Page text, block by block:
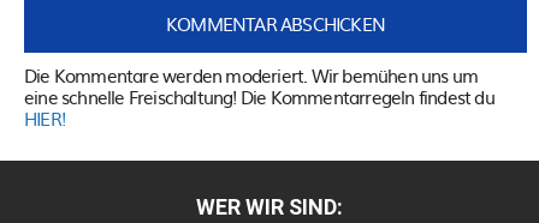
Die Kommentare werden moderiert. Wir bemühen uns um
eine schnelle Freischaltung! Die Kommentarregeln findest du
HIER!
WER WIR SIND: